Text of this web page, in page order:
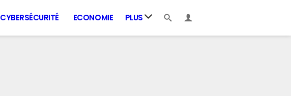
CYBERSÉCURITÉ ECONOMIE PLUS